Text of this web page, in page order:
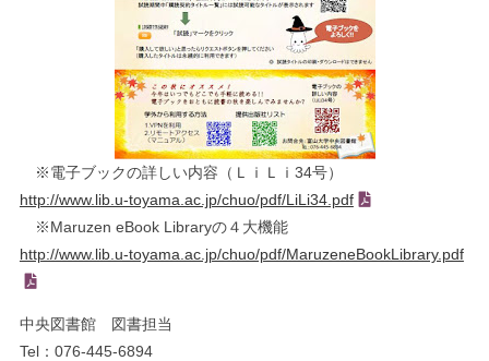
※電子ブックの詳しい内容（ＬｉＬｉ34号）
http://www.lib.u-toyama.ac.jp/chuo/pdf/LiLi34.pdf
※Maruzen eBook Libraryの４大機能
http://www.lib.u-toyama.ac.jp/chuo/pdf/MaruzeneBookLibrary.pdf
中央図書館 図書担当
Tel：076-445-6894